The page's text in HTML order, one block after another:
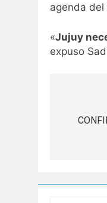
agenda del
«Jujuy
expuso